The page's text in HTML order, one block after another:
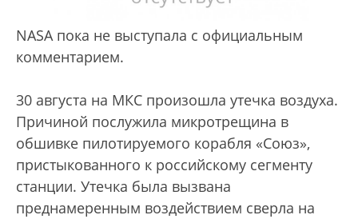
NASA пока не выступала с официальным
комментарием.
30 августа на МКС произошла утечка воздуха.
Причиной послужила микротрещина в
обшивке пилотируемого корабля «Союз»,
пристыкованного к российскому сегменту
станции. Утечка была вызвана
преднамеренным воздействием сверла на